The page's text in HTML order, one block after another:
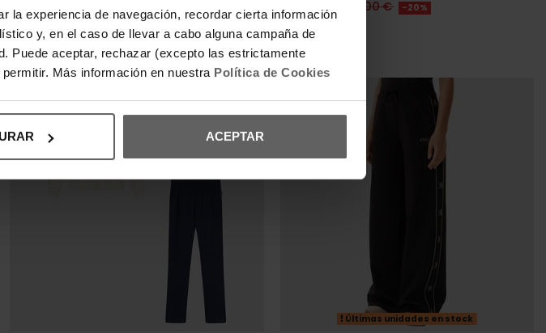
la experiencia de navegación, recordar cierta información
y, en el caso de llevar a cabo alguna campaña de
Puede aceptar, rechazar (excepto las estrictamente
Más información en nuestra Política de Cookies
ACEPTAR
87,20 €
109,00 €
REBAJAS+
87,20 €
109,00 € -20%
REBAJAS+
Últimas unidades en stock